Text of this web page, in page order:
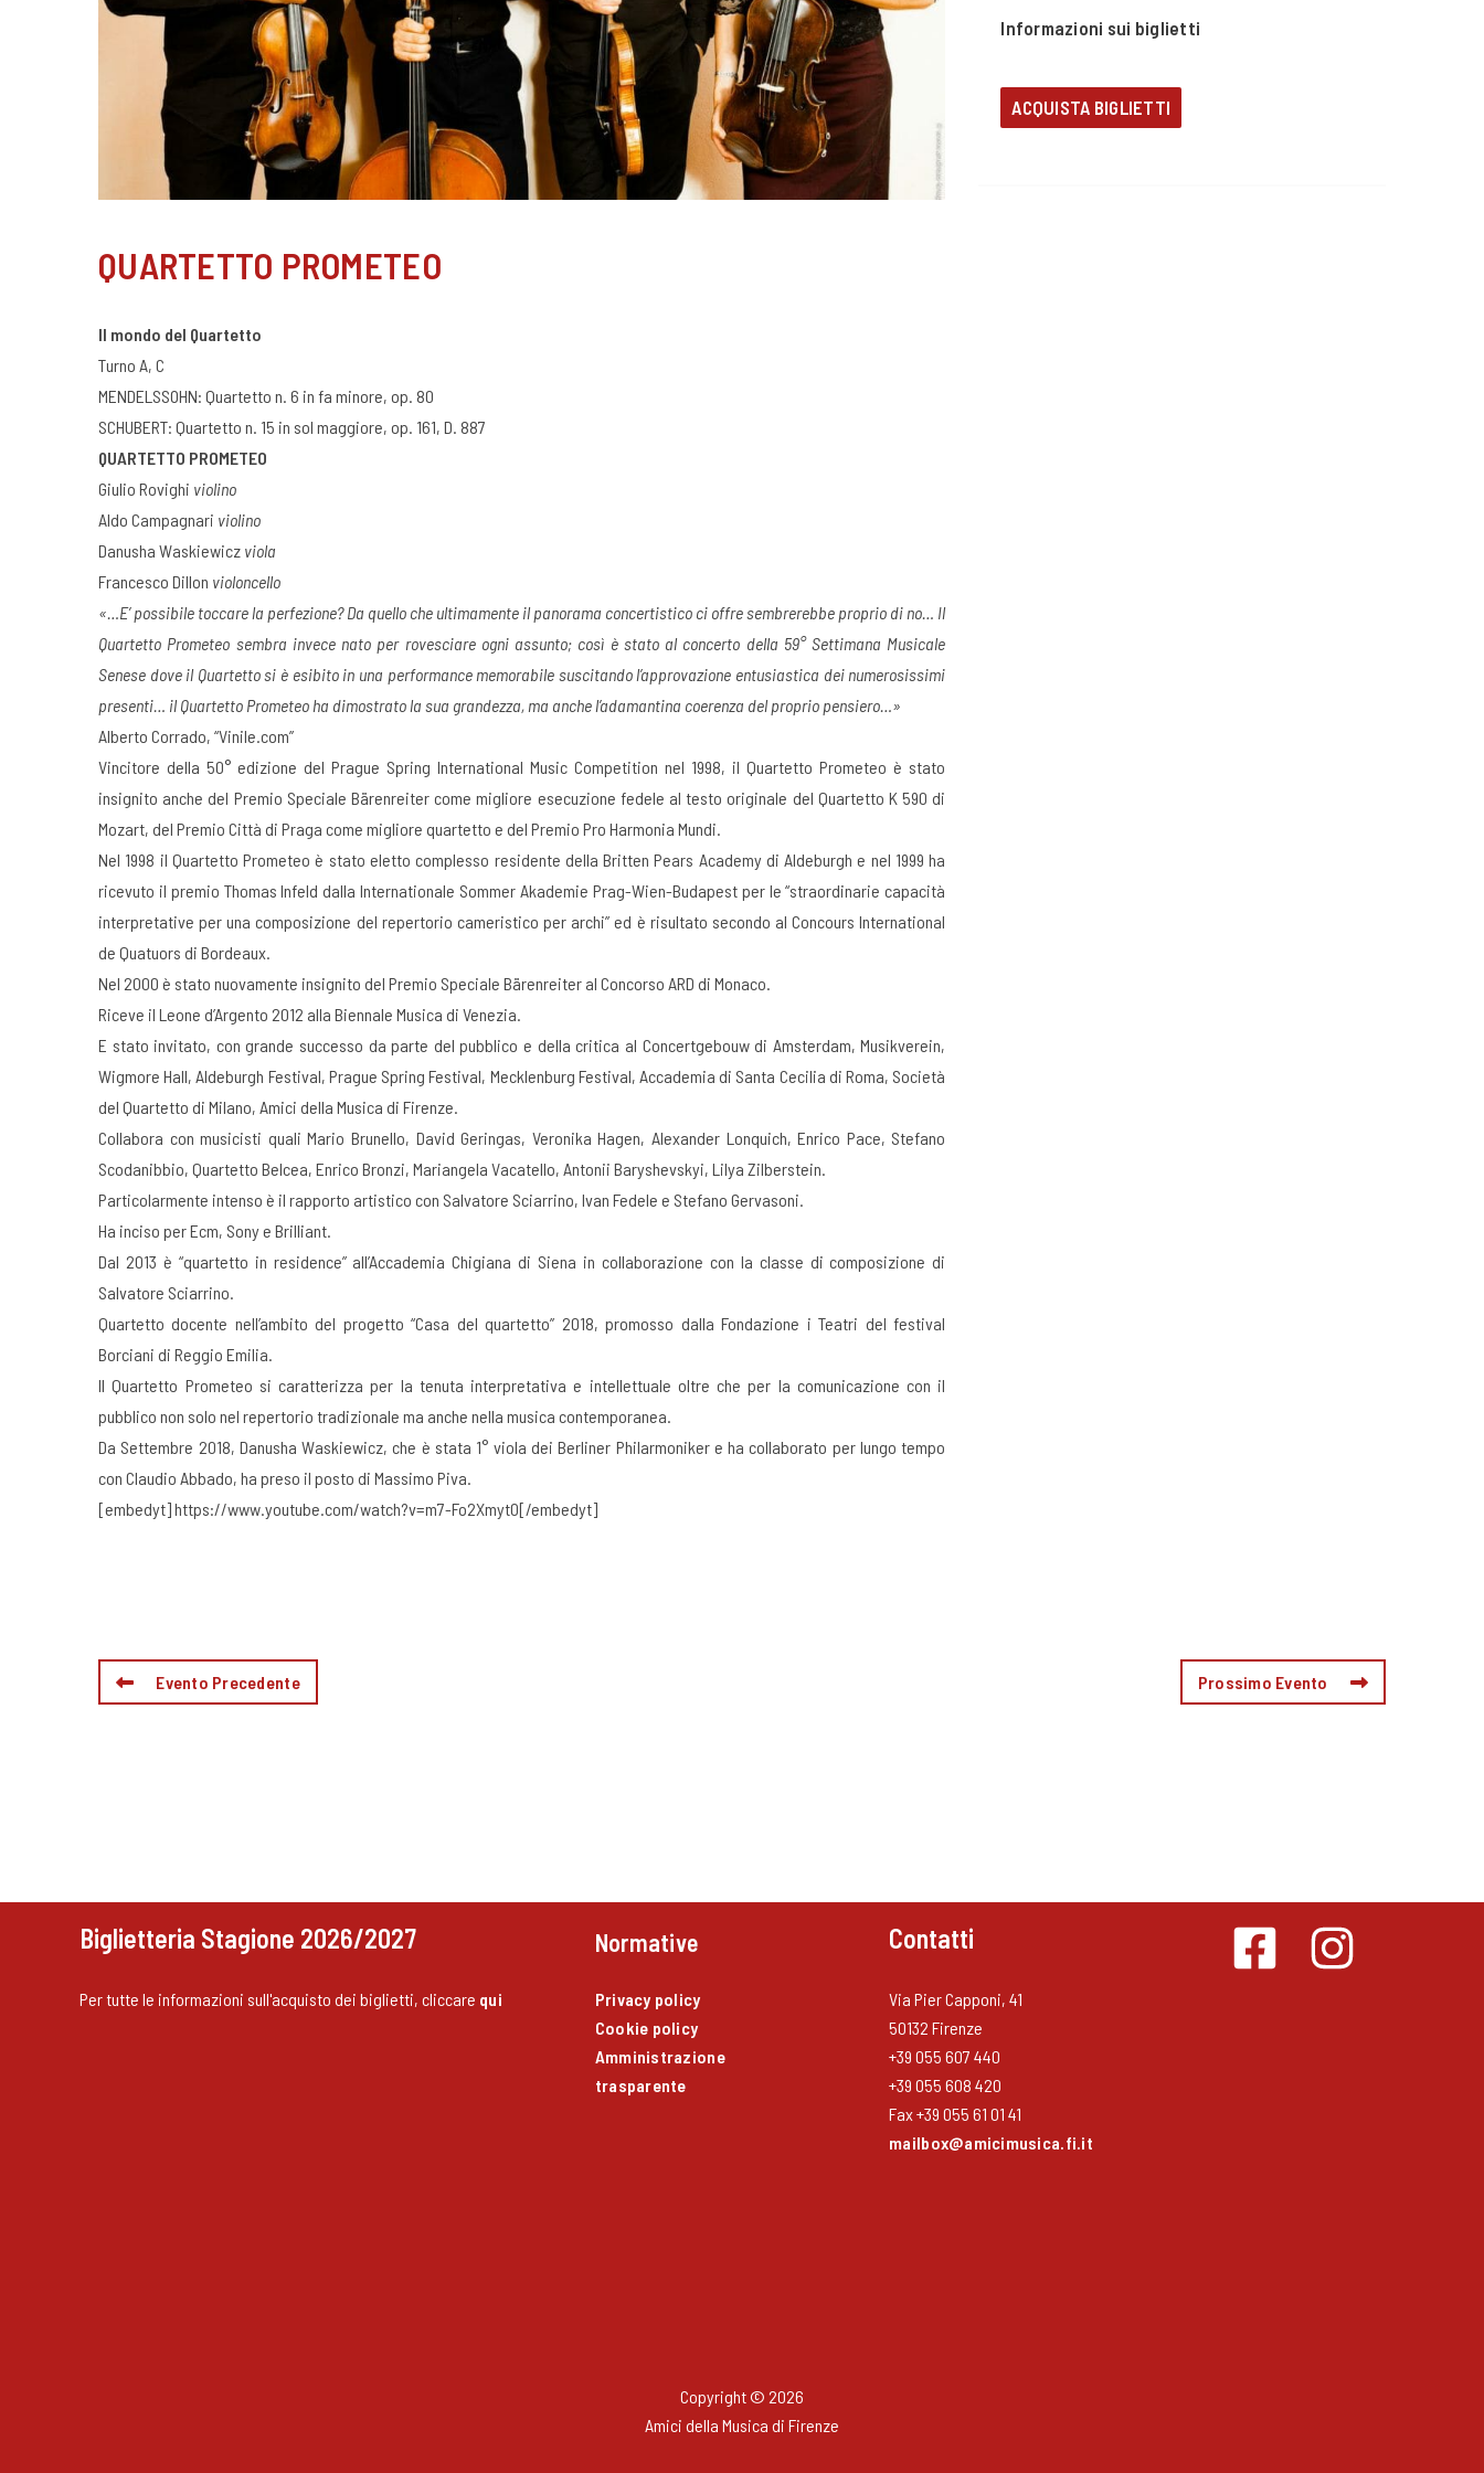
QUARTETTO PROMETEO
Il mondo del Quartetto
Turno A, C
MENDELSSOHN: Quartetto n. 6 in fa minore, op. 80
SCHUBERT: Quartetto n. 15 in sol maggiore, op. 161, D. 887
QUARTETTO PROMETEO
Giulio Rovighi violino
Aldo Campagnari violino
Danusha Waskiewicz viola
Francesco Dillon violoncello
«…E’ possibile toccare la perfezione? Da quello che ultimamente il panorama concertistico ci offre sembrerebbe proprio di no… Il
Quartetto Prometeo sembra invece nato per rovesciare ogni assunto; così è stato al concerto della 59° Settimana Musicale
Senese dove il Quartetto si è esibito in una performance memorabile suscitando l’approvazione entusiastica dei numerosissimi
presenti… il Quartetto Prometeo ha dimostrato la sua grandezza, ma anche l’adamantina coerenza del proprio pensiero…»
Alberto Corrado, “Vinile.com”
Vincitore della 50° edizione del Prague Spring International Music Competition nel 1998, il Quartetto Prometeo è stato
insignito anche del Premio Speciale Bärenreiter come migliore esecuzione fedele al testo originale del Quartetto K 590 di
Mozart, del Premio Città di Praga come migliore quartetto e del Premio Pro Harmonia Mundi.
Nel 1998 il Quartetto Prometeo è stato eletto complesso residente della Britten Pears Academy di Aldeburgh e nel 1999 ha
ricevuto il premio Thomas Infeld dalla Internationale Sommer Akademie Prag-Wien-Budapest per le “straordinarie capacità
interpretative per una composizione del repertorio cameristico per archi” ed è risultato secondo al Concours International
de Quatuors di Bordeaux.
Nel 2000 è stato nuovamente insignito del Premio Speciale Bärenreiter al Concorso ARD di Monaco.
Riceve il Leone d’Argento 2012 alla Biennale Musica di Venezia.
E stato invitato, con grande successo da parte del pubblico e della critica al Concertgebouw di Amsterdam, Musikverein,
Wigmore Hall, Aldeburgh Festival, Prague Spring Festival, Mecklenburg Festival, Accademia di Santa Cecilia di Roma, Società
del Quartetto di Milano, Amici della Musica di Firenze.
Collabora con musicisti quali Mario Brunello, David Geringas, Veronika Hagen, Alexander Lonquich, Enrico Pace, Stefano
Scodanibbio, Quartetto Belcea, Enrico Bronzi, Mariangela Vacatello, Antonii Baryshevskyi, Lilya Zilberstein.
Particolarmente intenso è il rapporto artistico con Salvatore Sciarrino, Ivan Fedele e Stefano Gervasoni.
Ha inciso per Ecm, Sony e Brilliant.
Dal 2013 è “quartetto in residence” all’Accademia Chigiana di Siena in collaborazione con la classe di composizione di
Salvatore Sciarrino.
Quartetto docente nell’ambito del progetto “Casa del quartetto” 2018, promosso dalla Fondazione i Teatri del festival
Borciani di Reggio Emilia.
Il Quartetto Prometeo si caratterizza per la tenuta interpretativa e intellettuale oltre che per la comunicazione con il
pubblico non solo nel repertorio tradizionale ma anche nella musica contemporanea.
Da Settembre 2018, Danusha Waskiewicz, che è stata 1° viola dei Berliner Philarmoniker e ha collaborato per lungo tempo
con Claudio Abbado, ha preso il posto di Massimo Piva.
[embedyt] https://www.youtube.com/watch?v=m7-Fo2Xmyt0[/embedyt]
Informazioni sui biglietti
ACQUISTA BIGLIETTI
Evento Precedente Prossimo Evento
Biglietteria Stagione 2026/2027
Per tutte le informazioni sull'acquisto dei biglietti, cliccare qui
Normative
Privacy policy
Cookie policy
Amministrazione
trasparente
Contatti
Via Pier Capponi, 41
50132 Firenze
+39 055 607 440
+39 055 608 420
Fax +39 055 61 01 41
mailbox@amicimusica.fi.it
Copyright © 2026
Amici della Musica di Firenze